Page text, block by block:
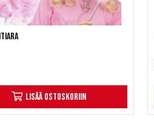
Lisää ostoskoriin